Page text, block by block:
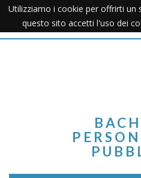
Utilizziamo i cookie per offrirti un
questo sito accetti l'uso dei